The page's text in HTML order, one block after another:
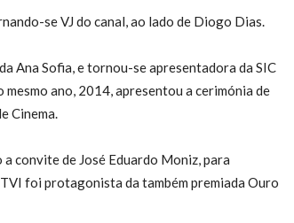
se VJ do canal, ao lado de Diogo Dias.
Ana Sofia, e tornou-se apresentadora da SIC
ano, 2014, apresentou a cerimónia de
Cinema.
convite de José Eduardo Moniz, para
foi protagonista da também premiada Ouro